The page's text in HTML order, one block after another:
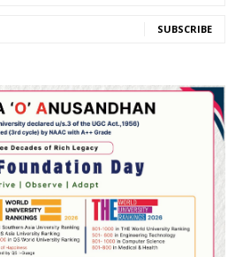
SUBSCRIBE